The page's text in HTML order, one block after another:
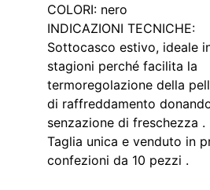
COLORI: nero
INDICAZIONI TECNICHE:
Sottocasco estivo, ideale
stagioni perché facilita la
termoregolazione della
di raffreddamento
senzazione di freschezza .
Taglia unica e venduto in
confezioni da 10 pezzi .